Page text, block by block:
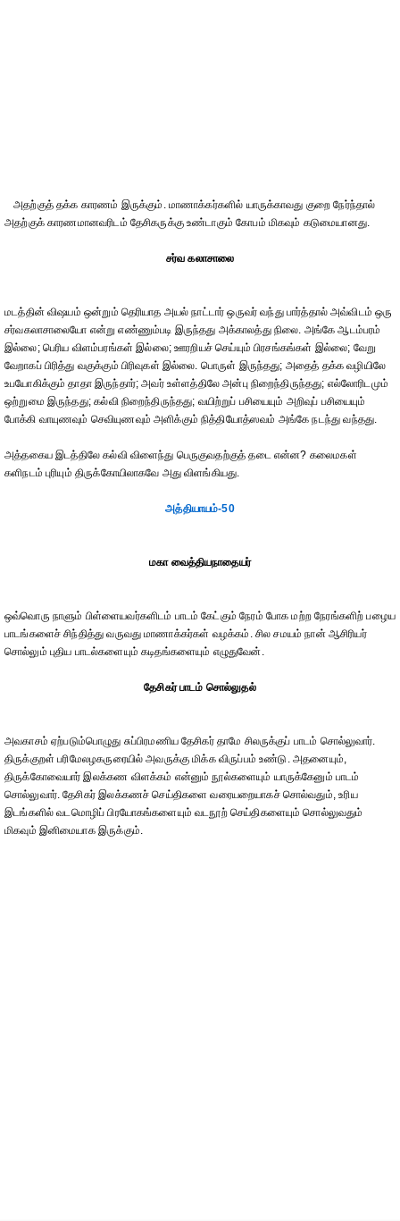
அதற்குத் தக்க காரணம் இருக்கும். மாணாக்கர்களில் யாருக்காவது குறை நேர்ந்தால்
அதற்குக் காரணமானவரிடம் தேசிகருக்கு உண்டாகும் கோபம் மிகவும் கடுமையானது.
சர்வ கலாசாலை
மடத்தின் விஷயம் ஒன்றும் தெரியாத அயல் நாட்டார் ஒருவர் வந்து பார்த்தால் அவ்விடம் ஒரு
சர்வகலாசாலையோ என்று எண்ணும்படி இருந்தது அக்காலத்து நிலை. அங்கே ஆடம்பரம்
இல்லை; பெரிய விளம்பரங்கள் இல்லை; ஊரறியச் செய்யும் பிரசங்கங்கள் இல்லை; வேறு
வேறாகப் பிரித்து வகுக்கும் பிரிவுகள் இல்லை. பொருள் இருந்தது; அதைத் தக்க வழியிலே
உபயோகிக்கும் தாதா இருந்தார்; அவர் உள்ளத்திலே அன்பு நிறைந்திருந்தது; எல்லோரிடமும்
ஒற்றுமை இருந்தது; கல்வி நிறைந்திருந்தது; வயிற்றுப் பசியையும் அறிவுப் பசியையும்
போக்கி வாயுணவும் செவியுணவும் அளிக்கும் நித்தியோத்ஸவம் அங்கே நடந்து வந்தது.
அத்தகைய இடத்திலே கல்வி விளைந்து பெருகுவதற்குத் தடை என்ன? கலைமகள்
களிநடம் புரியும் திருக்கோயிலாகவே அது விளங்கியது.
அத்தியாயம்-50
மகா வைத்தியநாதையர்
ஒவ்வொரு நாளும் பிள்ளையவர்களிடம் பாடம் கேட்கும் நேரம் போக மற்ற நேரங்களிற் பழைய
பாடங்களைச் சிந்தித்து வருவது மாணாக்கர்கள் வழக்கம். சில சமயம் நான் ஆசிரியர்
சொல்லும் புதிய பாடல்களையும் கடிதங்களையும் எழுதுவேன்.
தேசிகர் பாடம் சொல்லுதல்
அவகாசம் ஏற்படும்பொழுது சுப்பிரமணிய தேசிகர் தாமே சிலருக்குப் பாடம் சொல்லுவார்.
திருக்குறள் பரிமேலழகருரையில் அவருக்கு மிக்க விருப்பம் உண்டு. அதனையும்,
திருக்கோவையார் இலக்கண விளக்கம் என்னும் நூல்களையும் யாருக்கேனும் பாடம்
சொல்லுவார். தேசிகர் இலக்கணச் செய்திகளை வரையறையாகச் சொல்வதும், உரிய
இடங்களில் வடமொழிப் பிரயோகங்களையும் வடநூற் செய்திகளையும் சொல்லுவதும்
மிகவும் இனிமையாக இருக்கும்.